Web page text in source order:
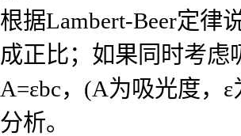
根据Lambert-Beer定律
成正比；如果同时考
A=εbc，(A为吸光度，
分析。